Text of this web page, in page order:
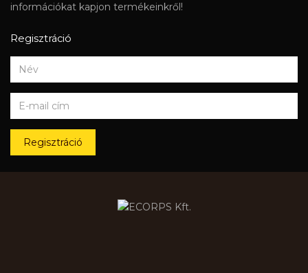
információkat kapjon termékeinkről!
Regisztráció
Regisztráció